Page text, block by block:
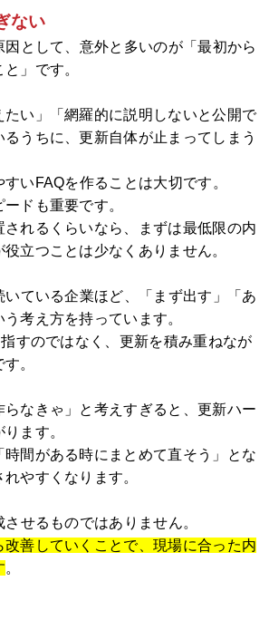
ない
因として、意外と多いのが「最初から
」です。
たい」「網羅的に説明しないと公開で
うちに、更新自体が止まってしまう
いFAQを作ることは大切です。
ドも重要です。
れるくらいなら、まずは最低限の内
立つことは少なくありません。
ている企業ほど、「まず出す」「あ
考え方を持っています。
すのではなく、更新を積み重ねなが
。
なきゃ」と考えすぎると、更新ハー
ます。
間がある時にまとめて直そう」とな
やすくなります。
せるものではありません。
善していくことで、現場に合った内
。